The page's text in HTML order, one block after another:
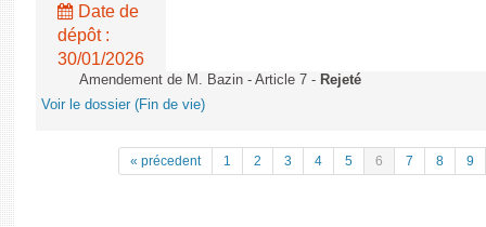
Date de
dépôt :
30/01/2026
Amendement de M. Bazin - Article 7 - Rejeté
Voir le dossier (Fin de vie)
« précedent 1 2 3 4 5 6 7 8 9